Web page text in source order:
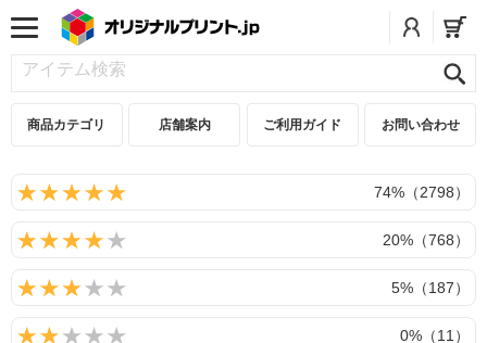
商品カテゴリ 店舗案内 ご利用ガイド お問い合わせ
74%（2798）
20%（768）
5%（187）
0%（11）